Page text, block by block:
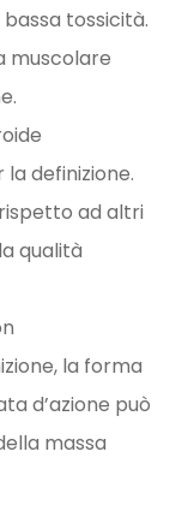
tossicità.
muscolare
definizione.
ad altri
qualità
la forma
d’azione può
massa